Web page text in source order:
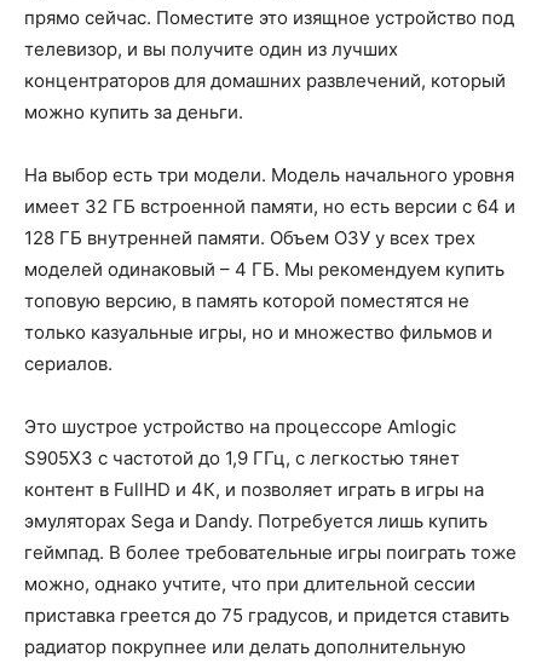
прямо сейчас. Поместите это изящное устройство под
телевизор, и вы получите один из лучших
концентраторов для домашних развлечений, который
можно купить за деньги.
На выбор есть три модели. Модель начального уровня
имеет 32 ГБ встроенной памяти, но есть версии с 64 и
128 ГБ внутренней памяти. Объем ОЗУ у всех трех
моделей одинаковый – 4 ГБ. Мы рекомендуем купить
топовую версию, в память которой поместятся не
только казуальные игры, но и множество фильмов и
сериалов.
Это шустрое устройство на процессоре Amlogic
S905X3 с частотой до 1,9 ГГц, с легкостью тянет
контент в FullHD и 4К, и позволяет играть в игры на
эмуляторах Sega и Dandy. Потребуется лишь купить
геймпад. В более требовательные игры поиграть тоже
можно, однако учтите, что при длительной сессии
приставка греется до 75 градусов, и придется ставить
радиатор покрупнее или делать дополнительную